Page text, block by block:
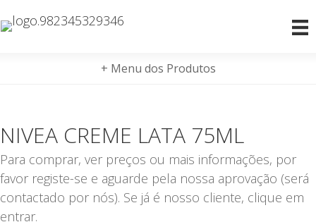
+ Menu dos Produtos
NIVEA CREME LATA 75ML
Para comprar, ver preços ou mais informações, por
favor registe-se e aguarde pela nossa aprovação (será
contactado por nós). Se já é nosso cliente, clique em
entrar.